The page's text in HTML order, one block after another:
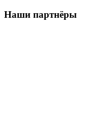
Наши партнёры